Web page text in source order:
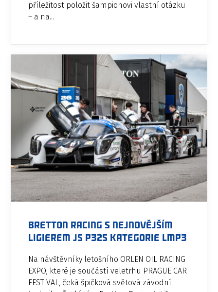
příležitost položit šampionovi vlastní otázku
– a na...
Bretton Racing s nejnovějším
Ligierem JS P325 kategorie LMP3
Na návštěvníky letošního ORLEN OIL RACING
EXPO, které je součástí veletrhu PRAGUE CAR
FESTIVAL, čeká špičková světová závodní